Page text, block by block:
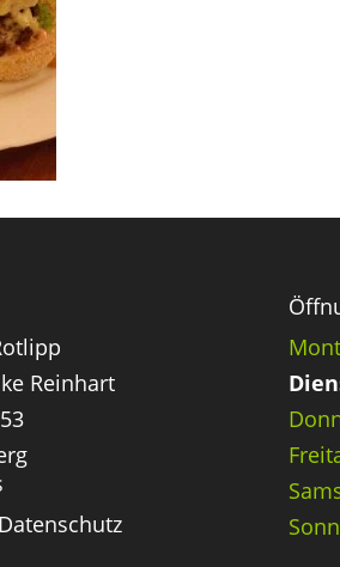
Reinhart
Datenschutz